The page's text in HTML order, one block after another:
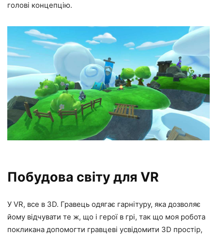
голові концепцію.
Побудова світу для VR
У VR, все в 3D. Гравець одягає гарнітуру, яка дозволяє
йому відчувати те ж, що і герої в грі, так що моя робота
покликана допомогти гравцеві усвідомити 3D простір,